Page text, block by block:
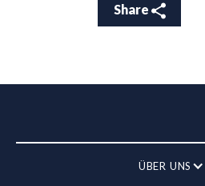
Share
ÜBER UNS